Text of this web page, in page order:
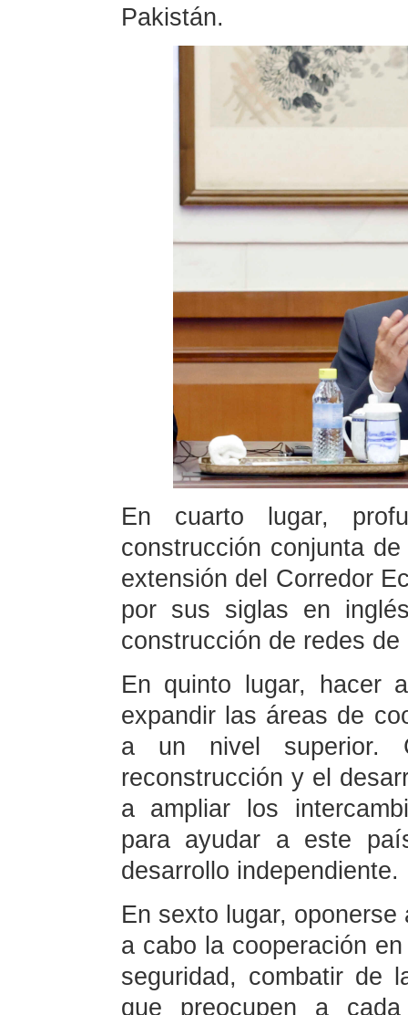
Pakistán.
En cuarto lugar,
construcción conjunta
extensión del Corredor
por sus siglas en
construcción de redes
En quinto lugar, hacer
expandir las áreas de
a un nivel superior.
reconstrucción y el
a ampliar los
para ayudar a este
desarrollo independiente.
En sexto lugar,
a cabo la cooperación
seguridad, combatir de
que preocupen a